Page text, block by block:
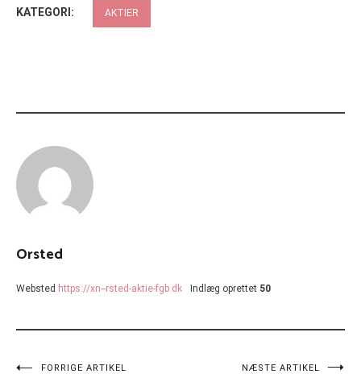
KATEGORI: AKTIER
Orsted
Websted https://xn--rsted-aktie-fgb.dk Indlæg oprettet 50
FORRIGE ARTIKEL NÆSTE ARTIKEL